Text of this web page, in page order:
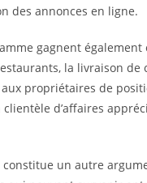
des annonces en ligne.
gagnent
la livraison
propriétaires de
d’affaires
un autre